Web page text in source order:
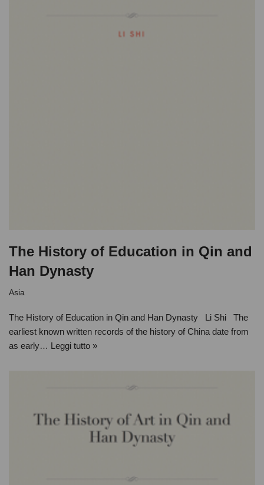
The History of Education in Qin and
Han Dynasty
Asia
The History of Education in Qin and Han Dynasty Li Shi The
earliest known written records of the history of China date from
as early… Leggi tutto »